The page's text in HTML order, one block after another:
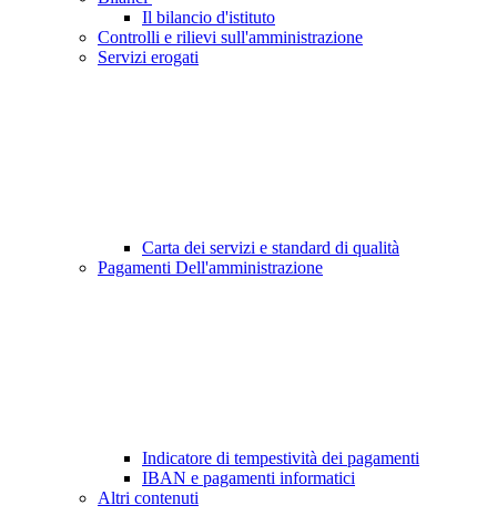
Il bilancio d'istituto
Controlli e rilievi sull'amministrazione
Servizi erogati
Carta dei servizi e standard di qualità
Pagamenti Dell'amministrazione
Indicatore di tempestività dei pagamenti
IBAN e pagamenti informatici
Altri contenuti